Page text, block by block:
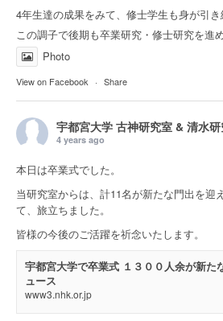
4年生達の成果をみて、修士学生も身が引き
この調子で後期も卒業研究・修士研究を進
Photo
View on Facebook · Share
宇都宮大学 古神研究室 & 清水
4 years ago
本日は卒業式でした。
当研究室からは、計11名が新たな門出を迎
て、旅立ちました。
皆様の今後のご活躍を祈念いたします。
宇都宮大学で卒業式 １３００人余が新た
ュース
www3.nhk.or.jp